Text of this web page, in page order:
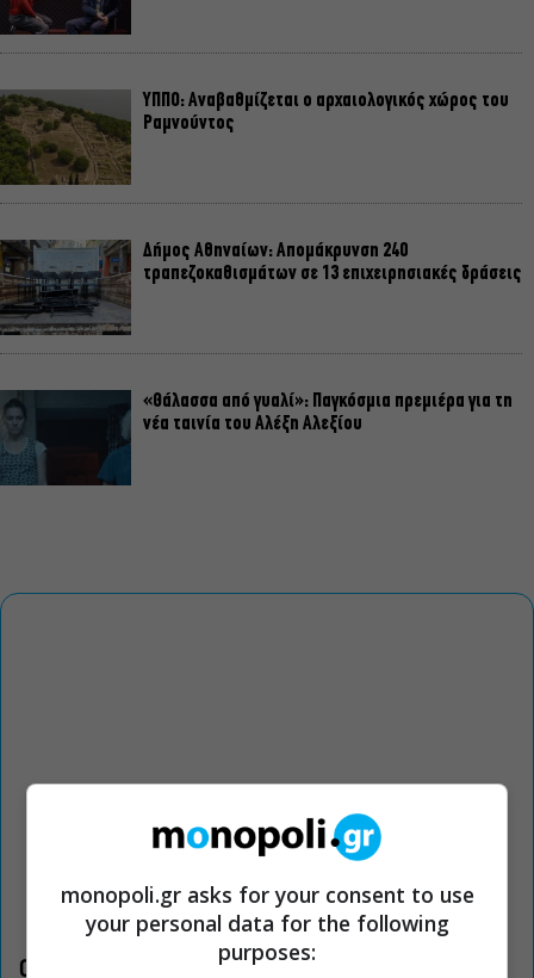
ΥΠΠΟ: Αναβαθμίζεται ο αρχαιολογικός χώρος του
Ραμνούντος
Δήμος Αθηναίων: Απομάκρυνση 240
τραπεζοκαθισμάτων σε 13 επιχειρησιακές δράσεις
«Θάλασσα από γυαλί»: Παγκόσμια πρεμιέρα για τη
νέα ταινία του Αλέξη Αλεξίου
Οι «Τρωάδες» στην Επίδαυρο αλλάζουν την αντίληψη για
monopoli.gr asks for your consent to use
your personal data for the following
purposes: